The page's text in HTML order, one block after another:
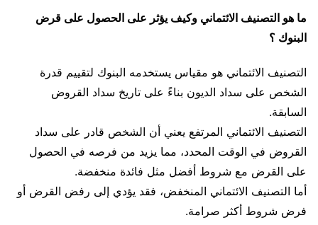
ما هو التصنيف الائتماني وكيف يؤثر على الحصول على قرض
البنوك ؟
التصنيف الائتماني هو مقياس يستخدمه البنوك لتقييم قدرة
الشخص على سداد الديون بناءً على تاريخ سداد القروض
السابقة.
التصنيف الائتماني المرتفع يعني أن الشخص قادر على سداد
القروض في الوقت المحدد، مما يزيد من فرصه في الحصول
على القرض مع شروط أفضل مثل فائدة منخفضة.
أما التصنيف الائتماني المنخفض، فقد يؤدي إلى رفض القرض أو
فرض شروط أكثر صرامة.